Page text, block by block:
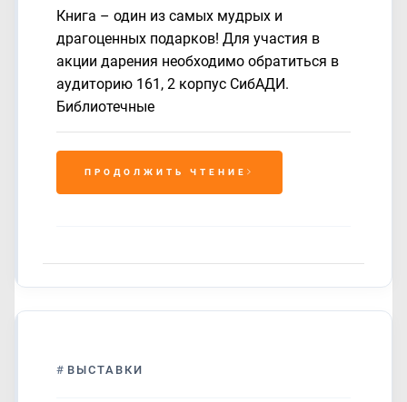
Книга – один из самых мудрых и
драгоценных подарков! Для участия в
акции дарения необходимо обратиться в
аудиторию 161, 2 корпус СибАДИ.
Библиотечные
ПРОДОЛЖИТЬ ЧТЕНИЕ
# ВЫСТАВКИ